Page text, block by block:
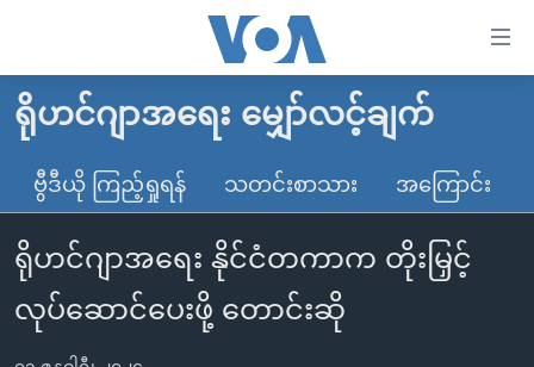
လွယ်ကူ
စေ
သည့်
Link
များ
ပင်မ
မူလစာမျက်နှာ
မြန်မာ
ကမ္ဘာ့သတင်းများ
နိုင်ငံတကာ
အမေရိကန်
ဗွီဒီယို
သတင်းလွတ်လပ်ခွင့်
ရပ်ဝန်းတခု လမ်းတခု အလွန်
ရိုဟင်ဂျာအရေး မျှော်လင့်ချက်
ဗွီဒီယို ကြည့်ရှုရန် သတင်းစာသား အကြောင်း
ရိုဟင်ဂျာအရေး နိုင်ငံတကာက တိုးမြှင့်
လုပ်ဆောင်ပေးဖို့ တောင်းဆို